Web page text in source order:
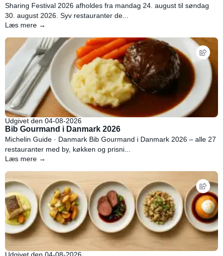
Sharing Festival 2026 afholdes fra mandag 24. august til søndag
30. august 2026. Syv restauranter de...
Læs mere →
Udgivet den 04-08-2026
Bib Gourmand i Danmark 2026
Michelin Guide · Danmark Bib Gourmand i Danmark 2026 – alle 27
restauranter med by, køkken og prisni...
Læs mere →
Udgivet den 04-08-2026